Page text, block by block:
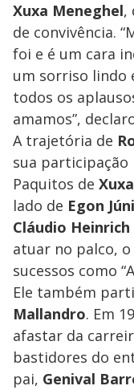
Xuxa Meneghel,
de convivência.
foi e é um cara
um sorriso lindo
todos os
amamos”,
A trajetória de
sua
Paquitos de Xuxa
lado de Egon
Cláudio Heinrich
atuar no palco,
sucessos como
Ele também
Mallandro. Em
afastar da
bastidores do
pai, Genival